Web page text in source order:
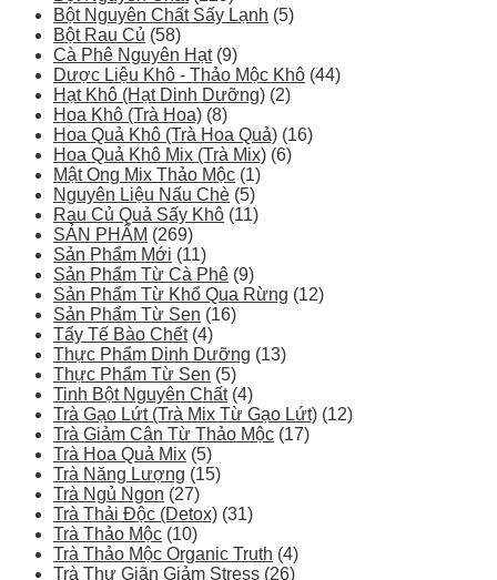
Bột Nguyên Chất Sấy Lạnh (5)
Bột Rau Củ (58)
Cà Phê Nguyên Hạt (9)
Dược Liệu Khô - Thảo Mộc Khô (44)
Hạt Khô (Hạt Dinh Dưỡng) (2)
Hoa Khô (Trà Hoa) (8)
Hoa Quả Khô (Trà Hoa Quả) (16)
Hoa Quả Khô Mix (Trà Mix) (6)
Mật Ong Mix Thảo Mộc (1)
Nguyên Liệu Nấu Chè (5)
Rau Củ Quả Sấy Khô (11)
SẢN PHẨM (269)
Sản Phẩm Mới (11)
Sản Phẩm Từ Cà Phê (9)
Sản Phẩm Từ Khổ Qua Rừng (12)
Sản Phẩm Từ Sen (16)
Tẩy Tế Bào Chết (4)
Thực Phẩm Dinh Dưỡng (13)
Thực Phẩm Từ Sen (5)
Tinh Bột Nguyên Chất (4)
Trà Gạo Lứt (Trà Mix Từ Gạo Lứt) (12)
Trà Giảm Cân Từ Thảo Mộc (17)
Trà Hoa Quả Mix (5)
Trà Năng Lượng (15)
Trà Ngủ Ngon (27)
Trà Thải Độc (Detox) (31)
Trà Thảo Mộc (10)
Trà Thảo Mộc Organic Truth (4)
Trà Thư Giãn Giảm Stress (26)